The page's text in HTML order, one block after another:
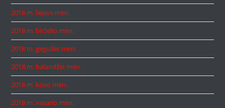
2018 m. liepos mėn.
2018 m. birželio mėn.
2018 m. gegužės mėn.
2018 m. balandžio mėn.
2018 m. kovo mėn.
2018 m. vasario mėn.